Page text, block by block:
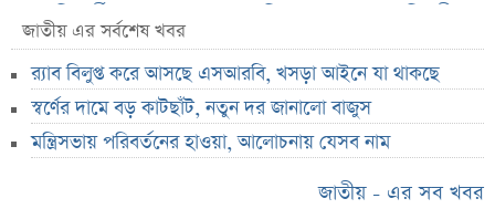
সরকারি কর্মীদের বেতন বাড়ানো নিয়ে যা বললেন প্রতিমন্ত্রী
এস আলমের শাটডাউনে ডিএসইর বন্ধ কোম্পানির সংখ্যা
দাঁড়াল ৩৫
সাপ্তাহিক দর বৃদ্ধির শীর্ষ ১০ কোম্পানি
সাপ্তাহিক দর পতনের শীর্ষ ১০ কোম্পানি
জাতীয় এর সর্বশেষ খবর
র‌্যাব বিলুপ্ত করে আসছে এসআরবি, খসড়া আইনে যা থাকছে
স্বর্ণের দামে বড় কাটছাঁট, নতুন দর জানালো বাজুস
মন্ত্রিসভায় পরিবর্তনের হাওয়া, আলোচনায় যেসব নাম
জাতীয় - এর সব খবর